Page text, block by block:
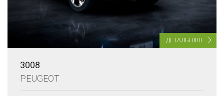
ДЕТАЛЬНІШЕ
3008
PEUGEOT